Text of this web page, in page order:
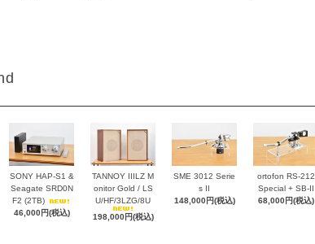
SONY HAP-S1 &
Seagate SRD0N
F2 (2TB)
46,000円(税込)
TANNOY IIILZ M
onitor Gold / LS
U/HF/3LZG/8U
198,000円(税込)
SME 3012 Serie
s II
148,000円(税込)
ortofon RS-212
Special + SB-II
68,000円(税込)